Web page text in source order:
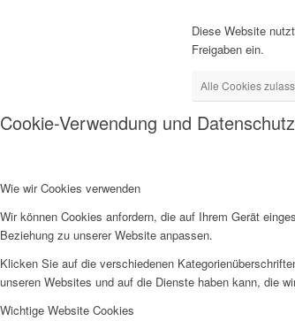
Diese Website
Freigaben ein.
Alle Cookies
Cookie-Verwendung und
Wie wir Cookies verwenden
Wir können Cookies anfordern, die auf Ihrem Gerät
Beziehung zu unserer Website anpassen.
Klicken Sie auf die verschiedenen
unseren Websites und auf die Dienste haben kann, die
Wichtige Website Cookies